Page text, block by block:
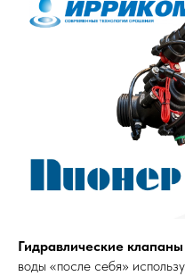
Гидравлические
воды «после себя»